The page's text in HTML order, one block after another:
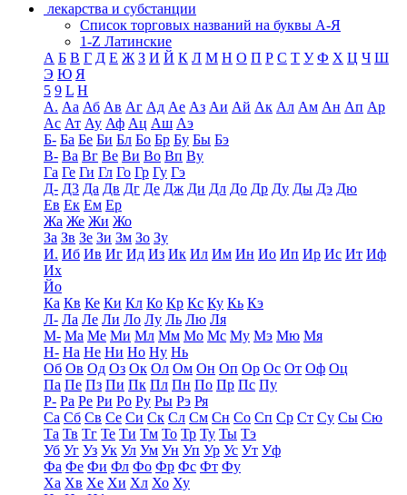
лекарства и субстанции
Список торговых названий на буквы А-Я
1-Z Латинские
А Б В Г Д Е Ж З И Й К Л М Н О П Р С Т У Ф Х Ц Ч Ш
Э Ю Я
5 9 L H
А. Аа Аб Ав Аг Ад Ае Аз Аи Ай Ак Ал Ам Ан Ап Ар
Ас Ат Ау Аф Ац Аш Аэ
Б- Ба Бе Би Бл Бо Бр Бу Бы Бэ
В- Ва Вг Ве Ви Во Вп Ву
Га Ге Ги Гл Го Гр Гу Гэ
Д- Д3 Да Дв Дг Де Дж Ди Дл До Др Ду Ды Дэ Дю
Ев Ек Ем Ер
Жа Же Жи Жо
За Зв Зе Зи Зм Зо Зу
И. Иб Ив Иг Ид Из Ик Ил Им Ин Ио Ип Ир Ис Ит Иф
Их
Йо
Ка Кв Ке Ки Кл Ко Кр Кс Ку Кь Кэ
Л- Ла Ле Ли Ло Лу Ль Лю Ля
М- Ма Ме Ми Мл Мм Мо Мс Му Мэ Мю Мя
Н- На Не Ни Но Ну Нь
Об Ов Од Оз Ок Ол Ом Он Оп Ор Ос От Оф Оц
Па Пе Пз Пи Пк Пл Пн По Пр Пс Пу
Р- Ра Ре Ри Ро Ру Ры Рэ Ря
Са Сб Св Се Си Ск Сл См Сн Со Сп Ср Ст Су Сы Сю
Та Тв Тг Те Ти Тм То Тр Ту Ты Тэ
Уб Уг Уз Ук Ул Ум Ун Уп Ур Ус Ут Уф
Фа Фе Фи Фл Фо Фр Фс Фт Фу
Ха Хв Хе Хи Хл Хо Ху